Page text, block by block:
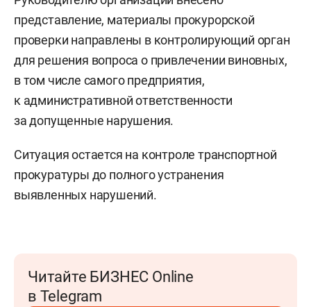
представление, материалы прокурорской
проверки направлены в контролирующий орган
для решения вопроса о привлечении виновных,
в том числе самого предприятия,
к административной ответственности
за допущенные нарушения.
Ситуация остается на контроле транспортной
прокуратуры до полного устранения
выявленных нарушений.
Читайте БИЗНЕС Online
в Telegram